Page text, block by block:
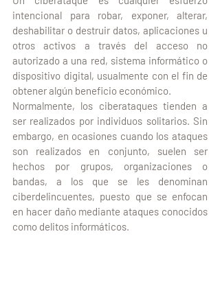
intencional para robar, exponer, alterar,
deshabilitar o destruir datos, aplicaciones u
otros activos a través del acceso no
autorizado a una red, sistema informático o
dispositivo digital, usualmente con el fin de
obtener algún beneficio económico.
Normalmente, los ciberataques tienden a
ser realizados por individuos solitarios. Sin
embargo, en ocasiones cuando los ataques
son realizados en conjunto, suelen ser
hechos por grupos, organizaciones o
bandas, a los que se les denominan
ciberdelincuentes, puesto que se enfocan
en hacer daño mediante ataques conocidos
como delitos informáticos.